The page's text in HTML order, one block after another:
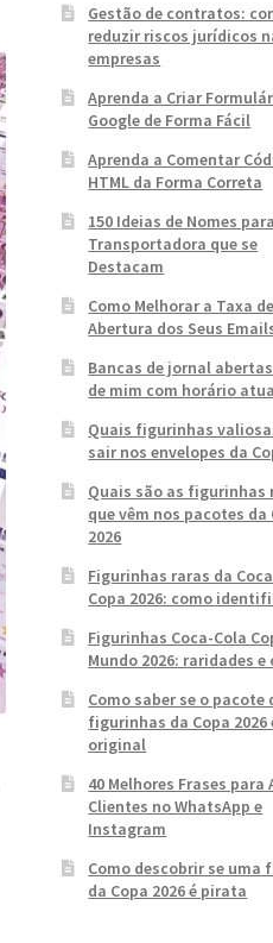
Gestão de contratos:
reduzir riscos jurídicos
empresas
Aprenda a Criar
Google de Forma Fácil
Aprenda a Comentar
HTML da Forma Correta
150 Ideias de Nomes para
Transportadora que se
Destacam
Como Melhorar a Taxa de
Abertura dos Seus
Bancas de jornal
de mim com horário
Quais figurinhas
sair nos envelopes da
Quais são as figurinhas
que vêm nos pacotes da
2026
Figurinhas raras da
Copa 2026: como
Figurinhas Coca-Cola
Mundo 2026: raridades e
Como saber se o pacote
figurinhas da Copa 2026
original
40 Melhores Frases para
Clientes no WhatsApp e
Instagram
Como descobrir se uma
da Copa 2026 é pirata